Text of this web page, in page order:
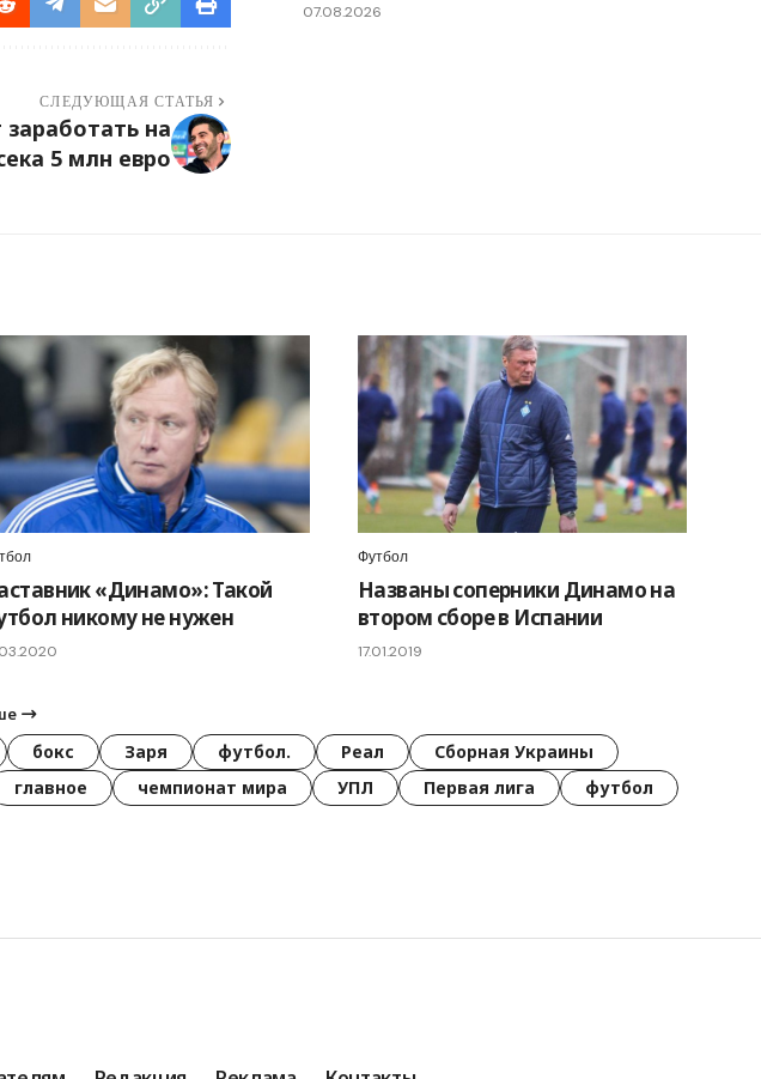
СЛЕДУЮЩАЯ СТАТЬЯ
на
5 млн евро
07.08.2026
«Динамо»: Такой
никому не нужен
Футбол
Названы соперники Динамо на
втором сборе в Испании
17.01.2019
бокс Заря футбол. Реал
Сборная Украины
главное чемпионат мира УПЛ Первая лига
футбол